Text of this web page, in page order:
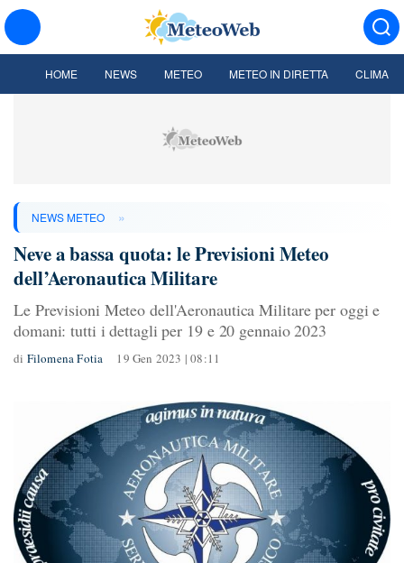
HOME NEWS METEO METEO IN DIRETTA CLIMA
NEWS METEO »
Neve a bassa quota: le Previsioni Meteo
dell’Aeronautica Militare
Le Previsioni Meteo dell'Aeronautica Militare per oggi e
domani: tutti i dettagli per 19 e 20 gennaio 2023
di Filomena Fotia 19 Gen 2023 | 08:11